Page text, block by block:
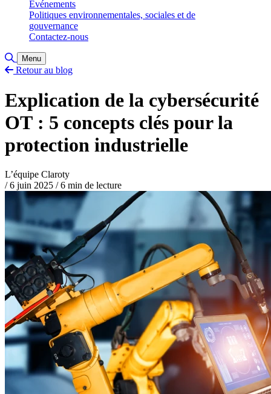
Événements
Politiques environnementales, sociales et de
gouvernance
Contactez-nous
Basculer la recherche
Menu
Retour au blog
Explication de la cybersécurité
OT : 5 concepts clés pour la
protection industrielle
L’équipe Claroty
/ 6 juin 2025 /6 min de lecture